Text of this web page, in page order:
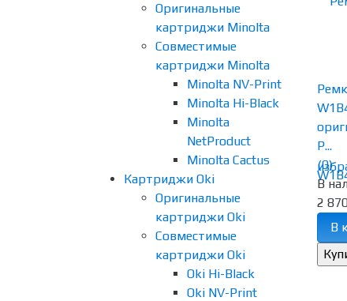
Оригинальные
картриджи Minolta
Совместимые
картриджи Minolta
Minolta NV-Print
Minolta Hi-Black
Minolta
NetProduct
Minolta Cactus
Картриджи Oki
Оригинальные
картриджи Oki
Совместимые
картриджи Oki
Oki Hi-Black
Oki NV-Print
P...
(0)
В
2
В